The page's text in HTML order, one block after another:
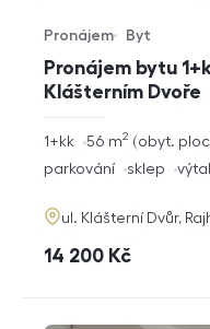
Pronájem bytu
Klášterním Dvoře
Typ nabídky
Pronájem
Typ nemovitosti
Byt
rozměry
dispozice
1+kk obyt.
56 m2
funkce
parkování sklep
adresa
ul. Klášterní Dvůr,
cena
14 200 Kč